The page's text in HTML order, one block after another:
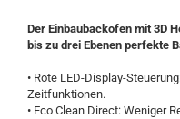
Der Einbaubackofen mit 3D
bis zu drei Ebenen perfekte
• Rote LED-Display-
Zeitfunktionen.
• Eco Clean Direct: Weniger